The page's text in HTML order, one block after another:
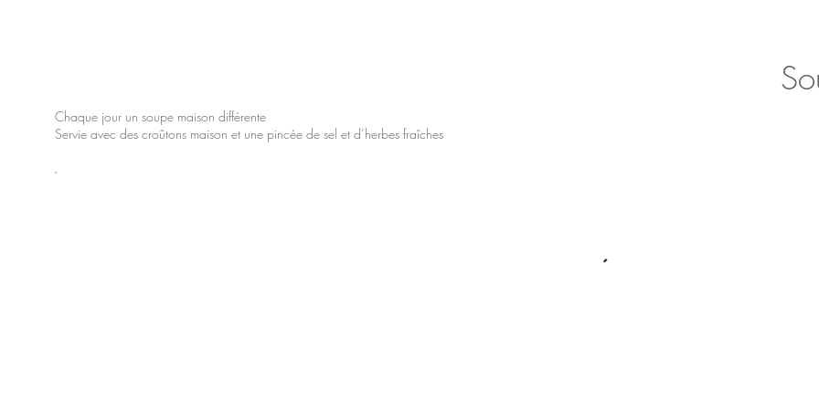
Chaque jour un soupe maison différente
Servie avec des croûtons maison et une pincée de sel et d’herbes fraîches